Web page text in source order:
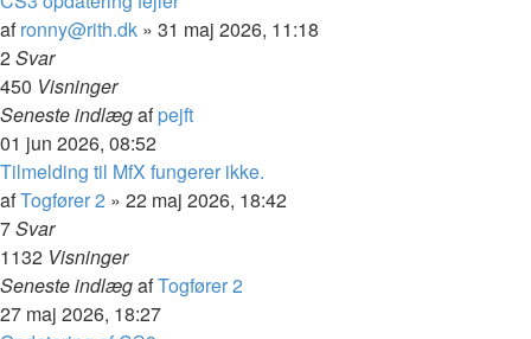
afronny@rith.dk » 31 maj 2026, 11:18
2Svar
450 Visninger
Seneste indlægafpejft
01 jun 2026, 08:52
Tilmelding til MfX fungerer ikke.
afTogfører 2 » 22 maj 2026, 18:42
7Svar
1132 Visninger
Seneste indlægafTogfører 2
27 maj 2026, 18:27